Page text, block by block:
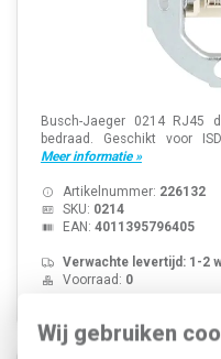
Wij gebruiken
Busch-Jaeger 0214 RJ45
bedraad. Geschikt voor
Meer informatie »
Artikelnummer: 226132
SKU: 0214
EAN: 4011395796405
Verwachte levertijd: 1-2
Voorraad: 0